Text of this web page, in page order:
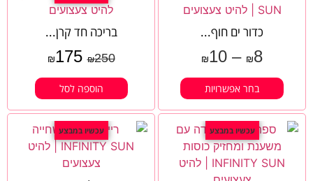
כדור ים חוף...
₪8
–
₪10
בחר אפשרויות
בריכה חד קרן...
₪250
₪175
הוספה לסל
עכשיו במבצע עכשיו במבצע